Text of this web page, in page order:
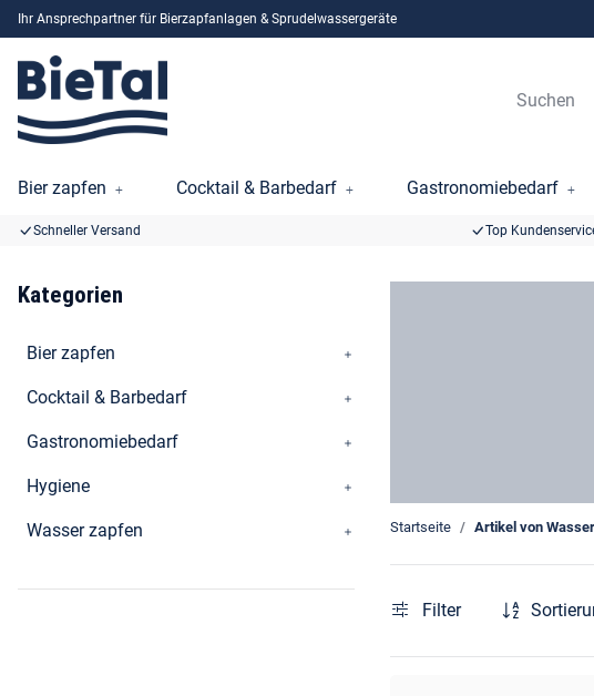
Ihr Ansprechpartner für Bierzapfanlagen & Sprudelwassergeräte
Bier zapfen Cocktail & Barbedarf Gastronomiebedarf
Schneller Versand Top
Startseite Artikel von
Filter
Kategorien
Bier zapfen
Cocktail & Barbedarf
Gastronomiebedarf
Hygiene
Wasser zapfen